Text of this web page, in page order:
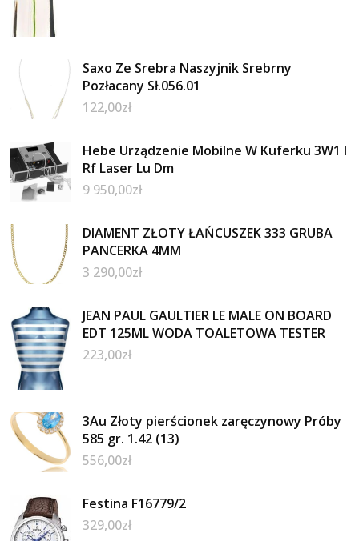
Saxo Ze Srebra Naszyjnik Srebrny
Pozłacany Sł.056.01
122,00zł
Hebe Urządzenie Mobilne W Kuferku 3W1 I
Rf Laser Lu Dm
9 950,00zł
DIAMENT ZŁOTY ŁAŃCUSZEK 333 GRUBA
PANCERKA 4MM
3 290,00zł
JEAN PAUL GAULTIER LE MALE ON BOARD
EDT 125ML WODA TOALETOWA TESTER
223,00zł
3Au Złoty pierścionek zaręczynowy Próby
585 gr. 1.42 (13)
556,00zł
Festina F16779/2
329,00zł